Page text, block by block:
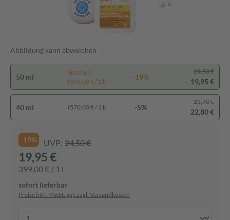
Abbildung kann abweichen
50 ml
Spartipp
(399,00 € / 1 l)
-19%
24,50 €
19,95 €
40 ml (570,00 € / 1 l) -5%
23,90 €
22,80 €
-19% UVP: 24,50 €
19,95 €
399,00 € / 1 l
sofort lieferbar
Preise inkl. MwSt. ggf. zzgl. Versandkosten